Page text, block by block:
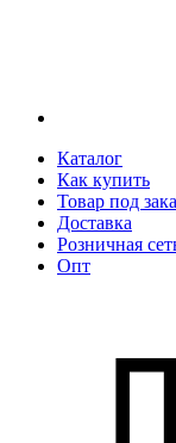
Каталог
Как купить
Товар под
Доставка
Розничная
Опт